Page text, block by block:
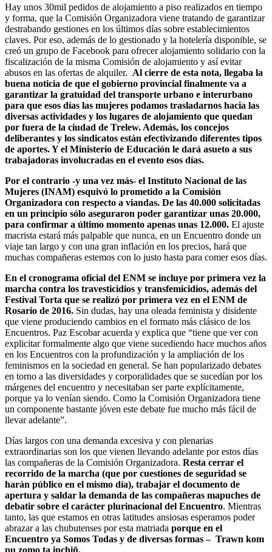
Hay unos 30mil pedidos de alojamiento a piso realizados en tiempo
y forma, que la Comisión Organizadora viene tratando de garantizar
destrabando gestiones en los últimos días sobre establecimientos
claves. Por eso, además de lo gestionado y la hotelería disponible, se
creó un grupo de Facebook para ofrecer alojamiento solidario con la
fiscalización de la misma Comisión de alojamiento y así evitar
abusos en las ofertas de alquiler. Al cierre de esta nota, llegaba la
buena noticia de que el gobierno provincial finalmente va a
garantizar la gratuidad del transporte urbano e interurbano
para que esos días las mujeres podamos trasladarnos hacia las
diversas actividades y los lugares de alojamiento que quedan
por fuera de la ciudad de Trelew. Además, los concejos
deliberantes y los sindicatos están efectivizando diferentes tipos
de aportes. Y el Ministerio de Educación le dará asueto a sus
trabajadoras involucradas en el evento esos días.
Por el contrario -y una vez más- el Instituto Nacional de las
Mujeres (INAM) esquivó lo prometido a la Comisión
Organizadora con respecto a viandas. De las 40.000 solicitadas
en un principio sólo aseguraron poder garantizar unas 20.000,
para confirmar a último momento apenas unas 12.000. El ajuste
macrista estará más palpable que nunca, en un Encuentro donde un
viaje tan largo y con una gran inflación en los precios, hará que
muchas compañeras estemos con lo justo hasta para comer esos días.
En el cronograma oficial del ENM se incluye por primera vez la
marcha contra los travesticidios y transfemicidios, además del
Festival Torta que se realizó por primera vez en el ENM de
Rosario de 2016. Sin dudas, hay una oleada feminista y disidente
que viene produciendo cambios en el formato más clásico de los
Encuentros. Paz Escobar acuerda y explica que “tiene que ver con
explicitar formalmente algo que viene sucediendo hace muchos años
en los Encuentros con la profundización y la ampliación de los
feminismos en la sociedad en general. Se han popularizado debates
en torno a las diversidades y corporalidades que se sucedían por los
márgenes del encuentro y necesitaban ser parte explícitamente,
porque ya lo venían siendo. Como la Comisión Organizadora tiene
un componente bastante jóven este debate fue mucho más fácil de
llevar adelante”.
Días largos con una demanda excesiva y con plenarias
extraordinarias son los que vienen llevando adelante por estos días
las compañeras de la Comisión Organizadora. Resta cerrar el
recorrido de la marcha (que por cuestiones de seguridad se
harán público en el mismo día), trabajar el documento de
apertura y saldar la demanda de las compañeras mapuches de
debatir sobre el carácter plurinacional del Encuentro. Mientras
tanto, las que estamos en otras latitudes ansiosas esperamos poder
abrazar a las chubutenses por esta matriada porque en el
Encuentro ya Somos Todas y de diversas formas – Trawn kom